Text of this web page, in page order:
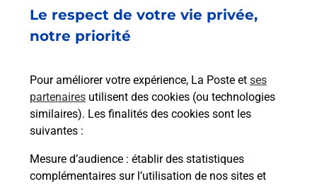
Le respect de votre vie privée,
notre priorité
Pour améliorer votre expérience, La Poste et ses
partenaires utilisent des cookies (ou technologies
similaires). Les finalités des cookies sont les
suivantes :
Mesure d’audience : établir des statistiques
complémentaires sur l’utilisation de nos sites et
26 RUE DU CAPITAINE CAILLON
54230 NEUVES MAISONS
Malin !
La Poste
en ligne